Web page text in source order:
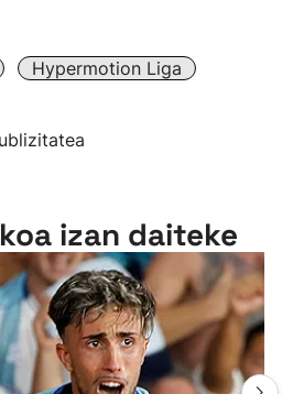
Hypermotion Liga
izan daiteke